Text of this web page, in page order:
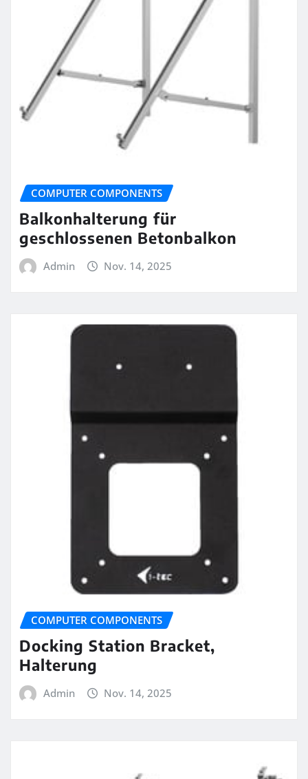
COMPUTER COMPONENTS
Balkonhalterung für
geschlossenen Betonbalkon
Admin Nov. 14, 2025
COMPUTER COMPONENTS
Docking Station Bracket,
Halterung
Admin Nov. 14, 2025